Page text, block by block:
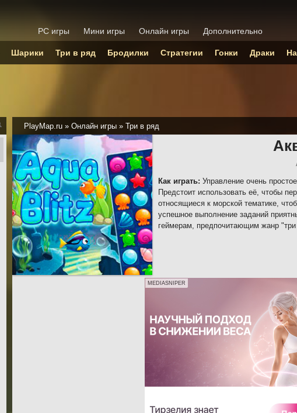
PlayMap.ru » Онлайн игры » Три в ряд
Как играть: Управление очень
Предстоит использовать её, чтобы
относящиеся к морской тематике,
успешное выполнение заданий
геймерам, предпочитающим жанр
MEDIASNIPER
PC игры Мини игры Онлайн игры Дополнительно
Шарики Три в ряд Бродилки Стратегии Гонки Драки